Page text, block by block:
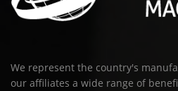
We represent the country's
our affiliates a wide range of